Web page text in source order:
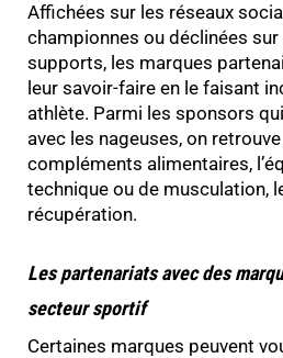
Affichées sur les réseaux
championnes ou déclinées sur
supports, les marques
leur savoir-faire en le faisant
athlète. Parmi les sponsors
avec les nageuses, on
compléments alimentaires,
technique ou de musculation,
récupération.
Les partenariats avec des
secteur sportif
Certaines marques peuvent